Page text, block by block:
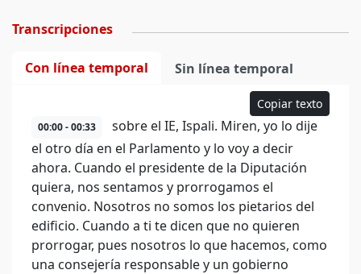
Transcripciones
Con línea temporal Sin línea temporal
Copiar texto
00:00 - 00:33
sobre el IE, Ispali. Miren, yo lo dije
el otro día en el Parlamento y lo voy a decir
ahora. Cuando el presidente de la Diputación
quiera, nos sentamos y prorrogamos el
convenio. Nosotros no somos los pietarios del
edificio. Cuando a ti te dicen que no quieren
prorrogar, pues nosotros lo que hacemos, como
una consejería responsable y un gobierno